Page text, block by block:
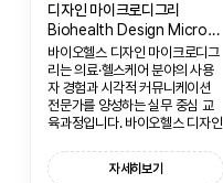
디자인 마이크로디그리
Biohealth Design Micro-Degree
바이오헬스 디자인 마이크로디그
리는 의료·헬스케어 분야의 사용
자 경험과 시각적 커뮤니케이션
전문가를 양성하는 실무 중심 교
육과정입니다. 바이오헬스 디자인
료 환경에 최적화된 디자인 사고
와 실무 능력을 함양합니다.
자세히보기